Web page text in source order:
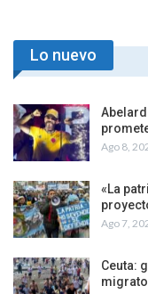
Lo nuevo
Ago 8,
«La
Ago 7,
Ceuta: